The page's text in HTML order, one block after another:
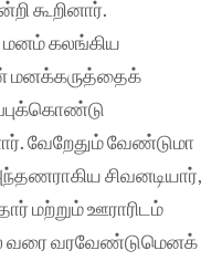
கூறினார்.
கலங்கிய
மனக்கருத்தைக்
வேறேதும் வேண்டுமா
சிவனடியார்,
மற்றும் ஊராரிடம்
வரை வரவேண்டுமெனக்